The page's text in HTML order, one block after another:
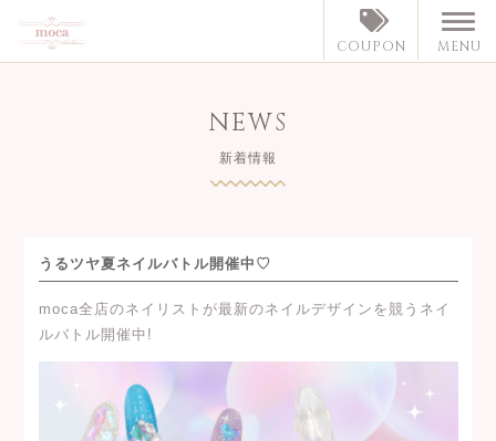
COUPON MENU
NEWS
新着情報
うるツヤ夏ネイルバトル開催中♡
moca全店のネイリストが最新のネイルデザインを競うネイ
ルバトル開催中!